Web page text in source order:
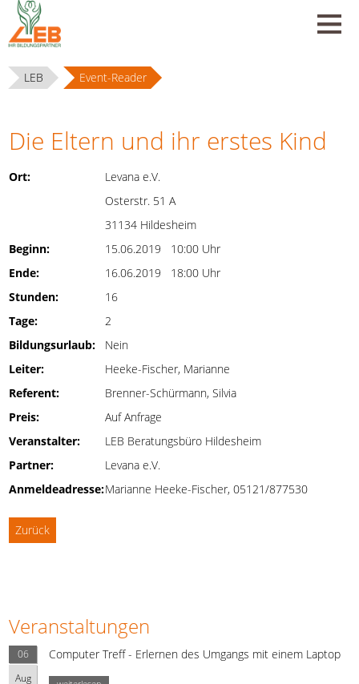
LEB Event-Reader
Die Eltern und ihr erstes Kind
Ort:
Levana e.V.
Osterstr. 51 A
31134 Hildesheim
Beginn:
15.06.2019 10:00 Uhr
Ende:
16.06.2019 18:00 Uhr
Stunden:
16
Tage:
2
Bildungsurlaub:
Nein
Leiter:
Heeke-Fischer, Marianne
Referent:
Brenner-Schürmann, Silvia
Preis:
Auf Anfrage
Veranstalter:
LEB Beratungsbüro Hildesheim
Partner:
Levana e.V.
Anmeldeadresse:Marianne Heeke-Fischer, 05121/877530
Zurück
Veranstaltungen
06
Aug
Computer Treff - Erlernen des Umgangs mit einem Laptop